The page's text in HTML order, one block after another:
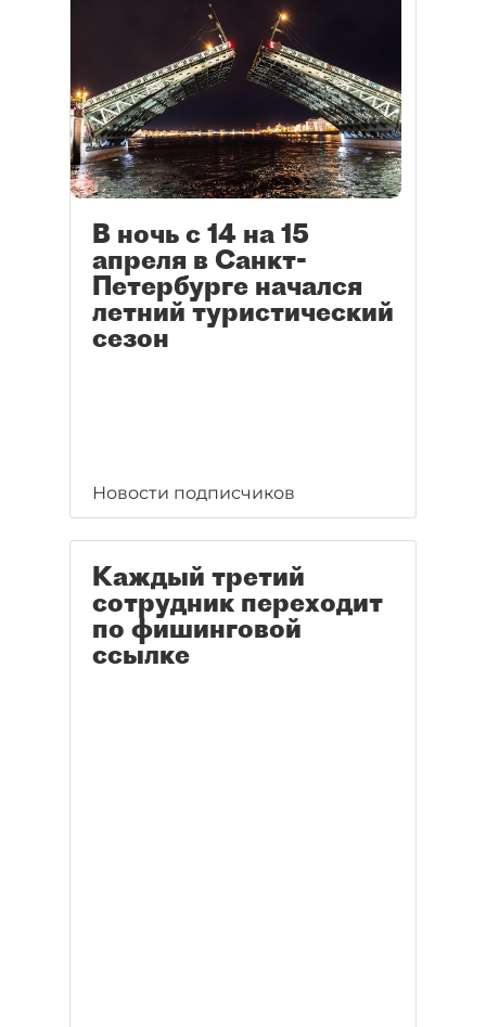
В ночь с 14 на 15
апреля в Санкт-
Петербурге начался
летний туристический
сезон
Новости подписчиков
Каждый третий
сотрудник переходит
по фишинговой
ссылке